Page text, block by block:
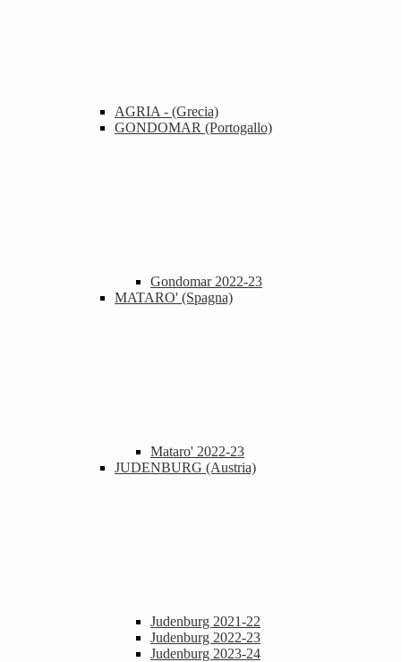
AGRIA - (Grecia)
GONDOMAR (Portogallo)
Gondomar 2022-23
MATARO' (Spagna)
Mataro' 2022-23
JUDENBURG (Austria)
Judenburg 2021-22
Judenburg 2022-23
Judenburg 2023-24